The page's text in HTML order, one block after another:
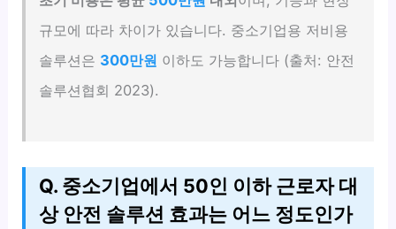
규모에 따라 차이가 있습니다. 중소기업용 저비용
솔루션은 300만원 이하도 가능합니다 (출처: 안전
솔루션협회 2023).
Q. 중소기업에서 50인 이하 근로자 대
상 안전 솔루션 효과는 어느 정도인가